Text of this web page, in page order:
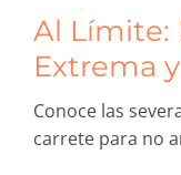
Al Límite:
Extrema
Conoce las
carrete para no